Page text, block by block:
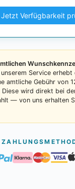
Jetzt Verfügbarkeit
Service
amtliche Gebühr von
Diese wird direkt bei
— von uns erhalten